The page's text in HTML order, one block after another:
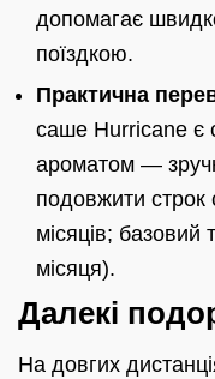
допомагає
поїздкою.
Практична
саше Hurricane є
ароматом —
подовжити строк
місяців;
місяця).
Далекі
На довгих